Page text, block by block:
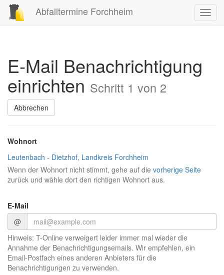
Abfalltermine Forchheim
E-Mail Benachrichtigung
einrichten Schritt 1 von 2
Abbrechen
Wohnort
Leutenbach - Dietzhof, Landkreis Forchheim
Wenn der Wohnort nicht stimmt, gehe auf die vorherige Seite
zurück und wähle dort den richtigen Wohnort aus.
E-Mail
@
Hinweis: T-Online verweigert leider immer mal wieder die
Annahme der Benachrichtigungsemails. Wir empfehlen, ein
Email-Postfach eines anderen Anbieters für die
Benachrichtigungen zu verwenden.